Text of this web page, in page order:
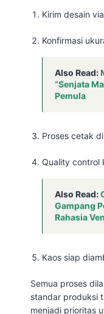
Kirim desain
Konfirmasi
Also Read:
“Senjata
Pemula
Proses cetak
Quality control
Also Read:
Gampang
Rahasia
Kaos siap
Semua proses
standar produksi
menjadi prioritas